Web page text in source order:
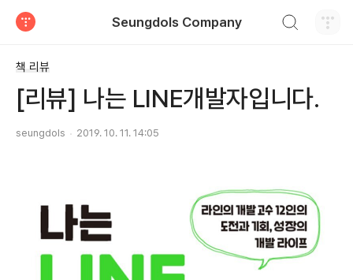
Seungdols Company
책 리뷰
[리뷰] 나는 LINE개발자입니다.
seungdols 2019. 10. 11. 14:05